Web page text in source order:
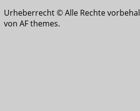
Urheberrecht © Alle Rechte
von AF themes.